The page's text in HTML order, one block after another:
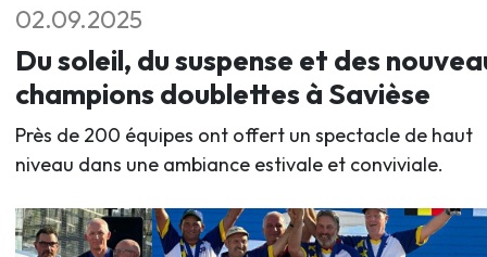
02.09.2025
Du soleil, du suspense et des
champions doublettes à Savièse
Près de 200 équipes ont offert un spectacle de haut
niveau dans une ambiance estivale et conviviale.